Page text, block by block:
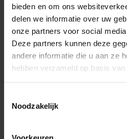
bieden en om ons
delen we informatie over uw
onze partners voor social
Deze partners kunnen deze
andere informatie die u aan ze
hebben verzameld op basis
Noodzakelijk
Verwijzen
Tot slot: als het telefoontje
brief, verwijs dan naar het
Noem iets wat iemand
gesprek, of refereer er meer
‘ons telefoongesprek
Gebruik je kennis
Mag je op gesprek komen?